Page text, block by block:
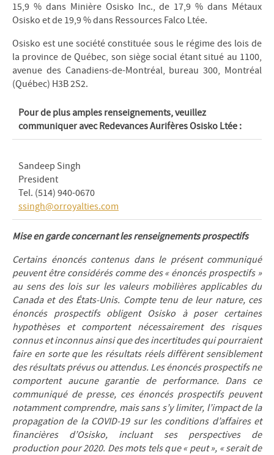
15,9 % dans Minière Osisko Inc., de 17,9 % dans Métaux
Osisko et de 19,9 % dans Ressources Falco Ltée.
Osisko est une société constituée sous le régime des lois de
la province de Québec, son siège social étant situé au 1100,
avenue des Canadiens-de-Montréal, bureau 300, Montréal
(Québec) H3B 2S2.
Pour de plus amples renseignements, veuillez
communiquer avec Redevances Aurifères Osisko Ltée :
Sandeep Singh
President
Tel. (514) 940-0670
ssingh@orroyalties.com
Mise en garde concernant les renseignements prospectifs
Certains énoncés contenus dans le présent communiqué
peuvent être considérés comme des « énoncés prospectifs »
au sens des lois sur les valeurs mobilières applicables du
Canada et des États-Unis. Compte tenu de leur nature, ces
énoncés prospectifs obligent Osisko à poser certaines
hypothèses et comportent nécessairement des risques
connus et inconnus ainsi que des incertitudes qui pourraient
faire en sorte que les résultats réels diffèrent sensiblement
des résultats prévus ou attendus. Les énoncés prospectifs ne
comportent aucune garantie de performance. Dans ce
communiqué de presse, ces énoncés prospectifs peuvent
notamment comprendre, mais sans s’y limiter, l’impact de la
propagation de la COVID-19 sur les conditions d’affaires et
financières d’Osisko, incluant ses perspectives de
production pour 2020. Des mots tels que « peut », « serait de